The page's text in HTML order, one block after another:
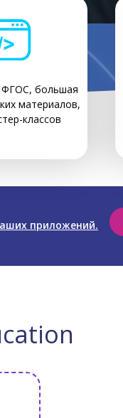
ФГОС, большая
материалов,
классов
приложений.